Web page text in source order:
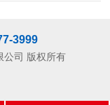
3999
司
版权所有